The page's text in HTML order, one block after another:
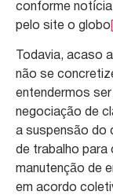
conforme notícia
pelo site o globo
Todavia, acaso
não se
entendermos
negociação de
a suspensão do
de trabalho para
manutenção de
em acordo